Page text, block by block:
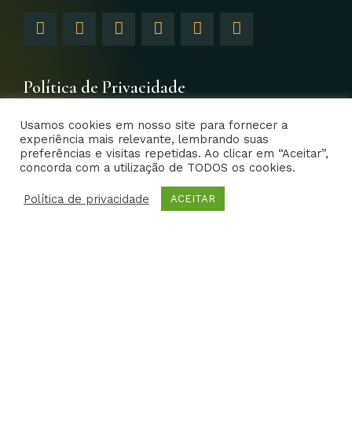
F
a
b
o
o
k
-
f
I
n
a
g
r
a
m
T
w
t
e
r
Y
o
u
b
e
L
i
d
i
n
-
i
n
G
o
e
-
p
l
u
Política de Privacidade
EFS – Estudo em Foco Saúde 2014- Todos os direitos
reservados | Criative Web
Usamos cookies em nosso site para fornecer a
experiência mais relevante, lembrando suas
preferências e visitas repetidas. Ao clicar em “Aceitar”,
concorda com a utilização de TODOS os cookies.
Política de privacidade ACEITAR